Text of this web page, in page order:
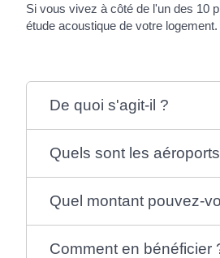
Si vous vivez à côté de l'un des 10
étude acoustique de votre
De quoi s'agit-il ?
Quels sont les
Quel montant pouvez-
Comment en bénéficier